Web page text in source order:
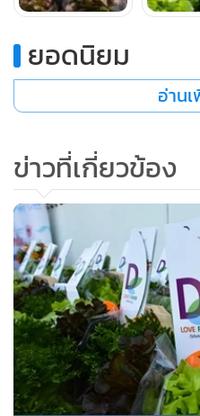
เคมีตกค้างที่เป็นอันตรายต่อกา
ได้รับคำแนะนำจากผู้เชี่ยวชา
ลองทำการศึกษาและทดลองป
ทั้งวิธีการปลูกก็ไม่ยุ่งยาก ดูแล
นั้นเป็นที่น่าพอใจ ปราศจากสา
แน่นอน ก่อนที่จะวางแผนขยาย
อุปกรณ์ที่ได้มาตรฐาน และเป็น
สลัดในระบบ NFT และโต๊ะป
เป็นการปลูกผักในน้ำที่สามารถ
สารที่มีพิษต่อผัก
ยอดนิยม
อ่าน
ข่าวที่เกี่ยวข้อง